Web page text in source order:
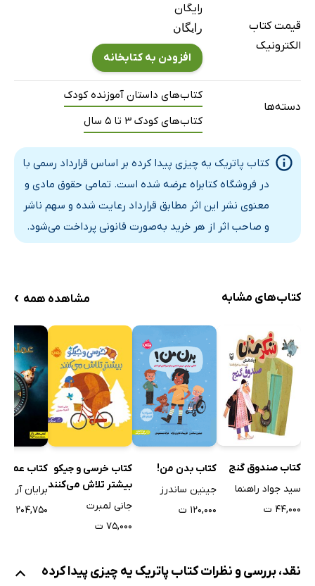
قیمت کتاب
الکترونیک
رایگان
رایگان
افزودن به کتابخانه
دسته‌ها
کتاب‌های داستان آموزنده کودک
کتاب‌های کودک 3 تا 5 سال
کتاب پاتریک یه چیزی پیدا کرده بر اساس قرارداد رسمی با
در فروشگاه کتابراه عرضه شده است. تمامی حقوق مادی و
معنوی نشر این اثر مطابق قرارداد رعایت شده و سهم ناشر
و صاحب اثر از هر خرید به‌صورت قانونی پرداخت می‌شود.
کتاب‌های مشابه مشاهده همه ›
کتاب صندوق گنج
سید جواد راهنما
۴۴,۰۰۰ ت
کتاب بدن من!
جینین ساندرز
۱۲۰,۰۰۰ ت
کتاب خرسی و جیکو
بیشتر تلاش می‌کنند
جانی لمبرت
۷۵,۰۰۰ ت
کتاب
برایان آر
۲۰۴,۷۵۰ ت
نقد، بررسی و نظرات کتاب پاتریک یه چیزی پیدا کرده